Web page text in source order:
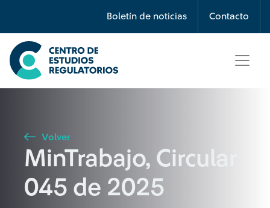
Boletín de noticias Contacto
Búsqueda
Seleccione país
Buscar
Volver
MinTrabajo, Circular
045 de 2025